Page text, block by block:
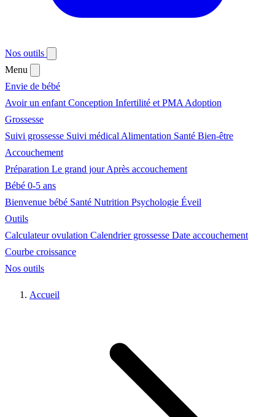
Nos outils
Menu
Envie de bébé
Avoir un enfant Conception Infertilité et PMA Adoption
Grossesse
Suivi grossesse Suivi médical Alimentation Santé Bien-être
Accouchement
Préparation Le grand jourAprès accouchement
Bébé 0-5 ans
Bienvenue bébé Santé Nutrition Psychologie Éveil
Outils
Calculateur ovulation Calendrier grossesse Date accouchement
Courbe croissance
Nos outils
Accueil